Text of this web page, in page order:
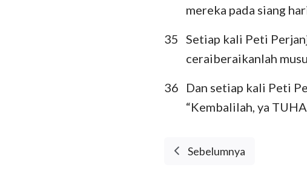
mereka pada siang
35 Setiap kali Peti
ceraiberaikanlah
36
Dan setiap kali Peti
“Kembalilah, ya
Sebelumnya